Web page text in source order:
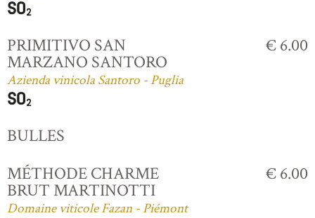
PRIMITIVO SAN
MARZANO SANTORO
Azienda vinicola Santoro - Puglia
€ 6.00
BULLES
MÉTHODE CHARME
BRUT MARTINOTTI
Domaine viticole Fazan - Piémont
€ 6.00